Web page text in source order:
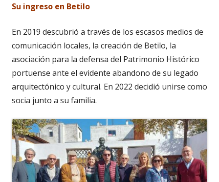
Su ingreso en Betilo
En 2019 descubrió a través de los escasos medios de
comunicación locales, la creación de Betilo, la
asociación para la defensa del Patrimonio Histórico
portuense ante el evidente abandono de su legado
arquitectónico y cultural. En 2022 decidió unirse como
socia junto a su familia.